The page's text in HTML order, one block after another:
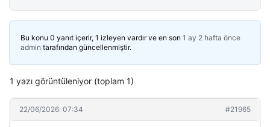
Bu konu 0 yanıt içerir, 1 izleyen vardır ve en son 1 ay 2 hafta önce
admin tarafından güncellenmiştir.
1 yazı görüntüleniyor (toplam 1)
22/06/2026: 07:34 #21965